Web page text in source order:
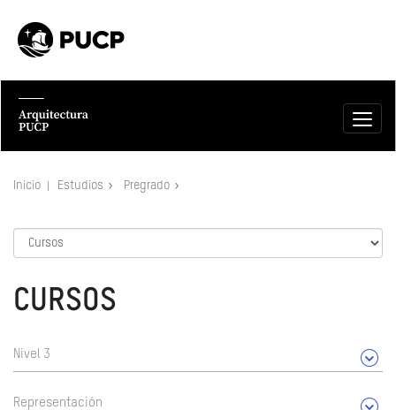
Inicio Estudios Pregrado
CURSOS
Nivel 3
Representación